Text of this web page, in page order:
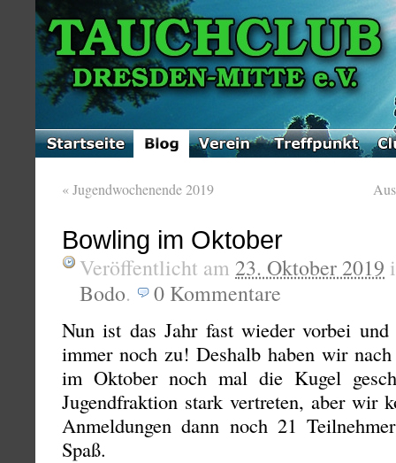
«Jugendwochenende 2019
Bowling im Oktober
Veröffentlicht am 23. Oktober 2019
Bodo. 0 Kommentare
Nun ist das Jahr fast wieder vorbei und
immer noch zu! Deshalb haben wir
im Oktober noch mal die Kugel
Jugendfraktion stark vertreten, aber wir
Anmeldungen dann noch 21
Spaß.